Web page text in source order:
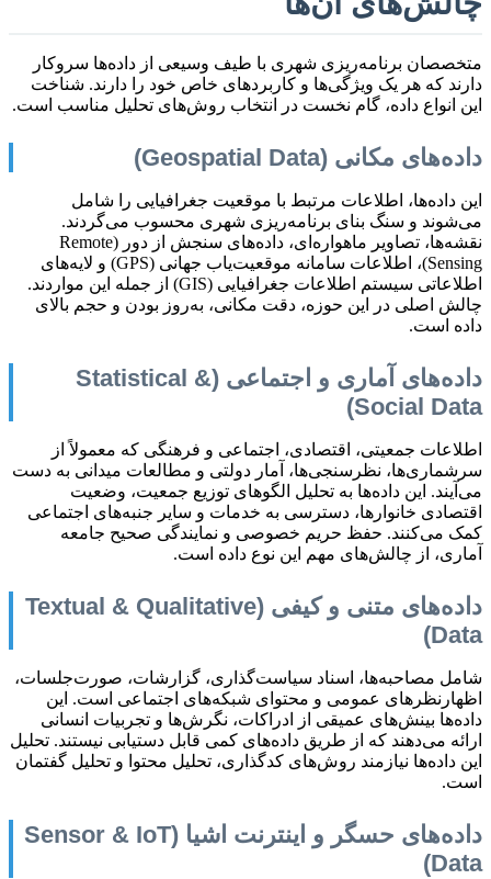
متخصصان برنامه‌ریزی شهری با طیف وسیعی از داده‌ها سروکار
دارند که هر یک ویژگی‌ها و کاربردهای خاص خود را دارند. شناخت
این انواع داده، گام نخست در انتخاب روش‌های تحلیل مناسب است.
داده‌های مکانی (Geospatial Data)
این داده‌ها، اطلاعات مرتبط با موقعیت جغرافیایی را شامل
می‌شوند و سنگ بنای برنامه‌ریزی شهری محسوب می‌گردند.
نقشه‌ها، تصاویر ماهواره‌ای، داده‌های سنجش از دور (Remote
Sensing)، اطلاعات سامانه موقعیت‌یاب جهانی (GPS) و لایه‌های
اطلاعاتی سیستم اطلاعات جغرافیایی (GIS) از جمله این مواردند.
چالش اصلی در این حوزه، دقت مکانی، به‌روز بودن و حجم بالای
داده است.
داده‌های آماری و اجتماعی (Statistical &
Social Data)
اطلاعات جمعیتی، اقتصادی، اجتماعی و فرهنگی که معمولاً از
سرشماری‌ها، نظرسنجی‌ها، آمار دولتی و مطالعات میدانی به دست
می‌آیند. این داده‌ها به تحلیل الگوهای توزیع جمعیت، وضعیت
اقتصادی خانوارها، دسترسی به خدمات و سایر جنبه‌های اجتماعی
کمک می‌کنند. حفظ حریم خصوصی و نمایندگی صحیح جامعه
آماری، از چالش‌های مهم این نوع داده است.
داده‌های متنی و کیفی (Textual & Qualitative
Data)
شامل مصاحبه‌ها، اسناد سیاست‌گذاری، گزارشات، صورت‌جلسات،
اظهارنظرهای عمومی و محتوای شبکه‌های اجتماعی است. این
داده‌ها بینش‌های عمیقی از ادراکات، نگرش‌ها و تجربیات انسانی
ارائه می‌دهند که از طریق داده‌های کمی قابل دستیابی نیستند. تحلیل
این داده‌ها نیازمند روش‌های کدگذاری، تحلیل محتوا و تحلیل گفتمان
است.
داده‌های حسگر و اینترنت اشیا (Sensor & IoT
Data)